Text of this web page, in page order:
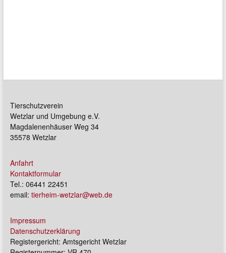
Tierschutzverein
Wetzlar und Umgebung e.V.
Magdalenenhäuser Weg 34
35578 Wetzlar
Anfahrt
Kontaktformular
Tel.: 06441 22451
email: tierheim-wetzlar@web.de
Impressum
Datenschutzerklärung
Registergericht: Amtsgericht Wetzlar